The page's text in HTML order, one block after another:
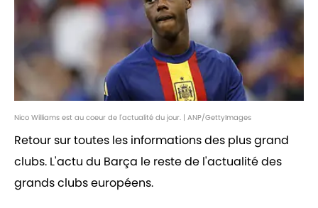
Nico Williams est au coeur de l'actualité du jour. | ANP/GettyImages
Retour sur toutes les informations des plus grand
clubs. L'actu du Barça le reste de l'actualité des
grands clubs européens.